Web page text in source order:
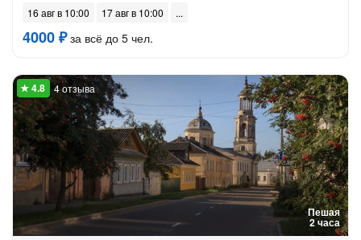
16 авг в 10:00 17 авг в 10:00
4000 ₽за всё до 5 чел.
Пешая
2 часа
4 отзыва